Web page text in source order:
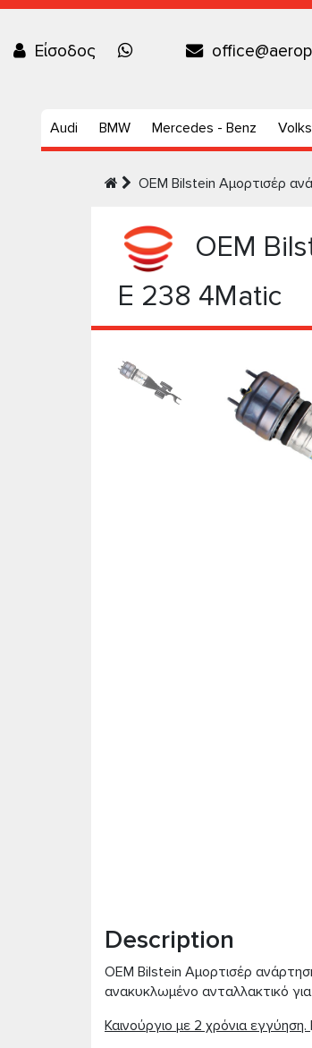
Είσοδος
Audi BMW Mercedes - Benz
OEM Bilstein Αμορτισέρ
OEM
E 238 4Matic
Description
OEM Bilstein Αμορτισέρ
ανακυκλωμένο ανταλλακτικό
Καινούργιο με 2 χρόνια εγγύηση.